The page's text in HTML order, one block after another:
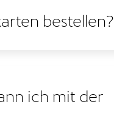
bestellen?
ich mit der